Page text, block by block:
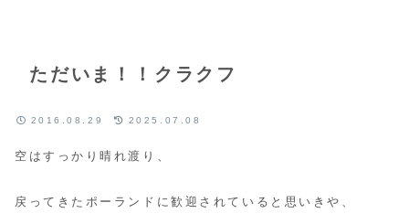
ただいま！！クラクフ
2016.08.29 2025.07.08
空はすっかり晴れ渡り、
戻ってきたポーランドに歓迎されていると思いきや、